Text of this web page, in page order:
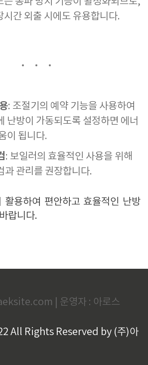
시간 외출 시에도 유용합니다.
: 조절기의 예약 기능을 사용하여
난방이 가동되도록 설정하면 에너
이 됩니다.
: 보일러의 효율적인 사용을 위해
과 관리를 권장합니다.
활용하여 편안하고 효율적인 난방
랍니다.
| 운영자 : 아로스
All Rights Reserved by (주)아